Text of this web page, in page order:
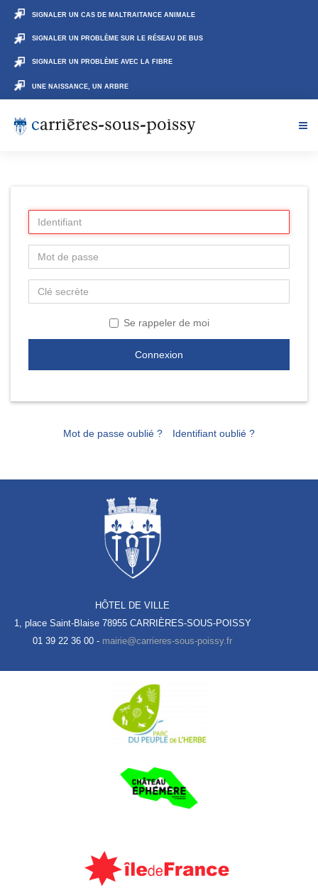
SIGNALER UN CAS DE MALTRAITANCE ANIMALE
SIGNALER UN PROBLÈME SUR LE RÉSEAU DE BUS
SIGNALER UN PROBLÈME AVEC LA FIBRE
UNE NAISSANCE, UN ARBRE
Se rappeler de moi
Connexion
Mot de passe oublié ? Identifiant oublié ?
HÔTEL DE VILLE
1, place Saint-Blaise 78955 CARRIÈRES-SOUS-POISSY
01 39 22 36 00 -